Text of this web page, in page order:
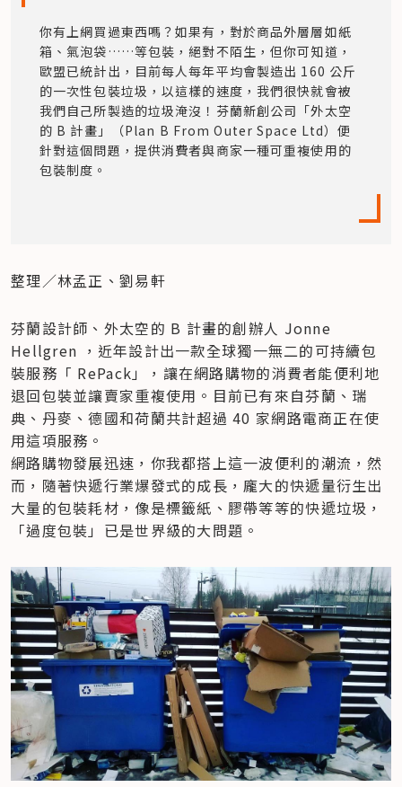
你有上網買過東西嗎？如果有，對於商品外層層如紙
箱、氣泡袋……等包裝，絕對不陌生，但你可知道，
歐盟已統計出，目前每人每年平均會製造出 160 公斤
的一次性包裝垃圾，以這樣的速度，我們很快就會被
我們自己所製造的垃圾淹沒！芬蘭新創公司「外太空
的 B 計畫」（Plan B From Outer Space Ltd）便
針對這個問題，提供消費者與商家一種可重複使用的
包裝制度。
整理／林孟正、劉易軒
芬蘭設計師、外太空的 B 計畫的創辦人 Jonne
Hellgren ，近年設計出一款全球獨一無二的可持續包
裝服務「 RePack」，讓在網路購物的消費者能便利地
退回包裝並讓賣家重複使用。目前已有來自芬蘭、瑞
典、丹麥、德國和荷蘭共計超過 40 家網路電商正在使
用這項服務。
網路購物發展迅速，你我都搭上這一波便利的潮流，然
而，隨著快遞行業爆發式的成長，龐大的快遞量衍生出
大量的包裝耗材，像是標籤紙、膠帶等等的快遞垃圾，
「過度包裝」已是世界級的大問題。